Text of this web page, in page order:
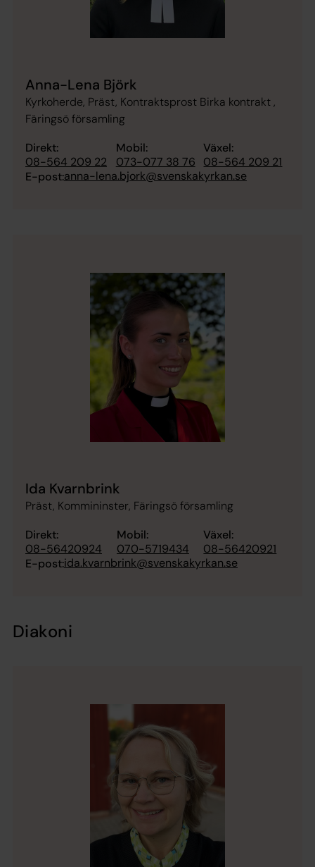
Anna-Lena Björk
Kyrkoherde, Präst, Kontraktsprost Birka kontrakt ,
Färingsö församling
Direkt:
08-564 209 22
Mobil:
073-077 38 76
Växel:
08-564 209 21
E-post:anna-lena.bjork@svenskakyrkan.se
Ida Kvarnbrink
Präst, Kommininster, Färingsö församling
Direkt:
08-56420924
Mobil:
070-5719434
Växel:
08-56420921
E-post:ida.kvarnbrink@svenskakyrkan.se
Diakoni